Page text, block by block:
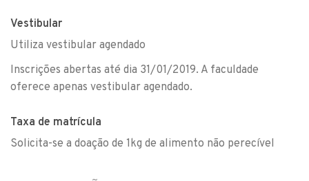
Vestibular
Utiliza vestibular agendado
Inscrições abertas até dia 31/01/2019. A faculdade
oferece apenas vestibular agendado.
Taxa de matrícula
Solicita-se a doação de 1kg de alimento não perecível